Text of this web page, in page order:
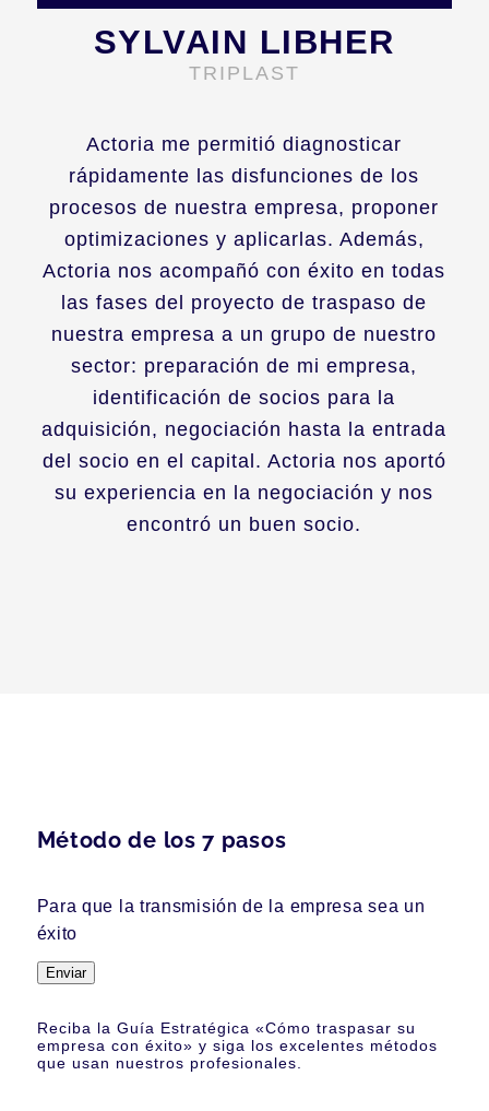
Actoria me permitió diagnosticar
rápidamente las disfunciones de los
procesos de nuestra empresa, proponer
optimizaciones y aplicarlas. Además,
Actoria nos acompañó con éxito en todas
las fases del proyecto de traspaso de
nuestra empresa a un grupo de nuestro
sector: preparación de mi empresa,
identificación de socios para la
adquisición, negociación hasta la entrada
del socio en el capital. Actoria nos aportó
su experiencia en la negociación y nos
encontró un buen socio.
SYLVAIN LIBHER
TRIPLAST
Método de los 7 pasos
Para que la transmisión de la empresa sea un
éxito
Enviar
Reciba la Guía Estratégica «Cómo traspasar su
empresa con éxito» y siga los excelentes métodos
que usan nuestros profesionales.